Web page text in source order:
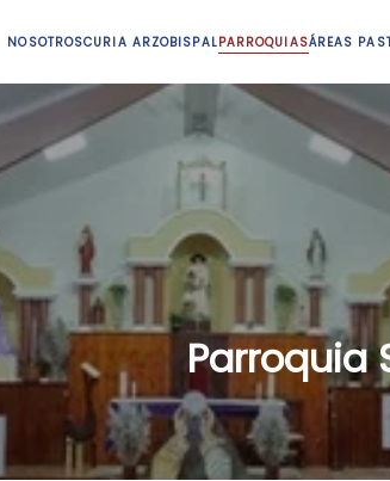
NOSOTROSCURIA ARZOBISPALPARROQUIASÁREAS
Parroquia